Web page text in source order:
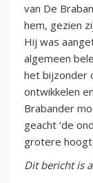
van De
hem, gezien
Hij was
algemeen
het bijzonder
ontwikkelen
Brabander
geacht ‘de
grotere
Dit bericht is